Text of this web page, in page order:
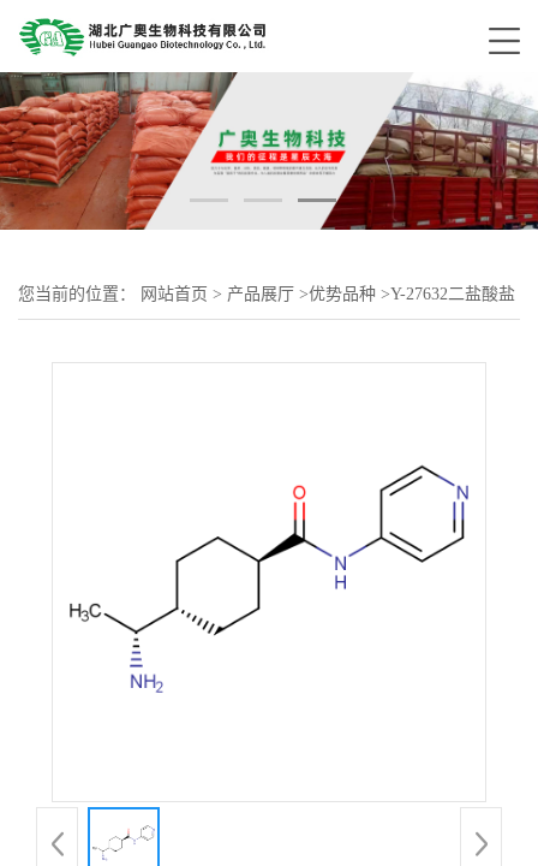
您当前的位置： 网站首页 > 产品展厅 >优势品种 >Y-27632二盐酸盐